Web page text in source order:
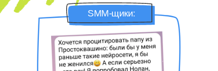
SMM-щики: